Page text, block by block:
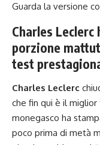
Guarda la versione
Charles
porzione
test
Charles Leclerc
che fin qui è il
monegasco ha
poco prima di metà